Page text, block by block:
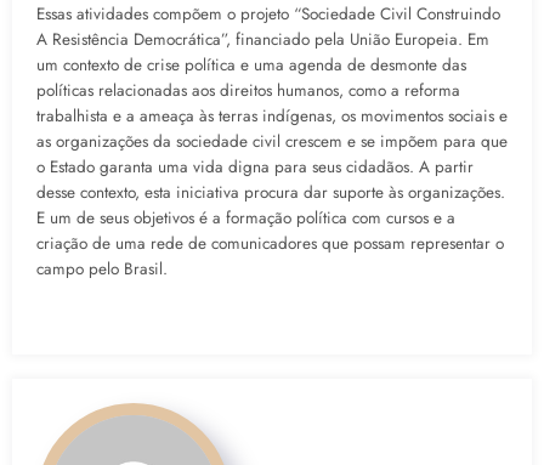
Essas atividades compõem o projeto “Sociedade Civil Construindo
A Resistência Democrática”, financiado pela União Europeia. Em
um contexto de crise política e uma agenda de desmonte das
políticas relacionadas aos direitos humanos, como a reforma
trabalhista e a ameaça às terras indígenas, os movimentos sociais e
as organizações da sociedade civil crescem e se impõem para que
o Estado garanta uma vida digna para seus cidadãos. A partir
desse contexto, esta iniciativa procura dar suporte às organizações.
E um de seus objetivos é a formação política com cursos e a
criação de uma rede de comunicadores que possam representar o
campo pelo Brasil.